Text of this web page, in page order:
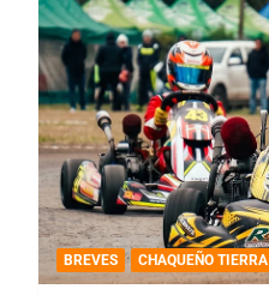
BREVES CHAQUEÑO TIERRA